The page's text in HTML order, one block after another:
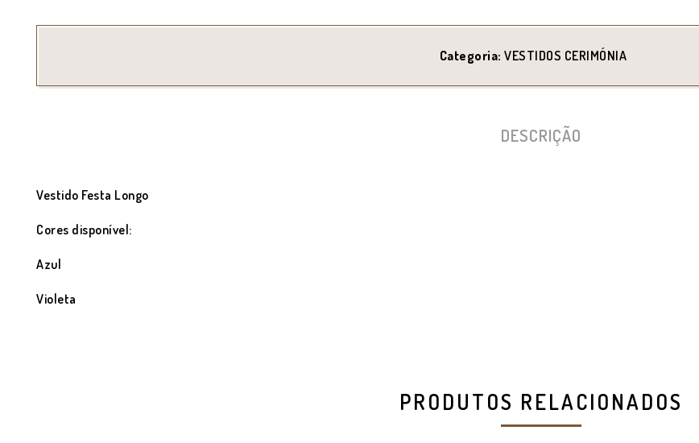
Categoria:VESTIDOS CERIMÓNIA
DESCRIÇÃO
Vestido Festa Longo
Cores disponível:
Azul
Violeta
PRODUTOS RELACIONADOS